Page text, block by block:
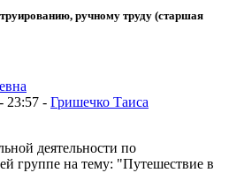
ручному труду (старшая
23:57 - Гришечко Таиса
деятельности по
группе на тему: "Путешествие в